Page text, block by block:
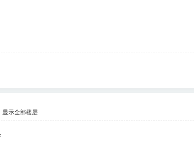
显示全部楼层